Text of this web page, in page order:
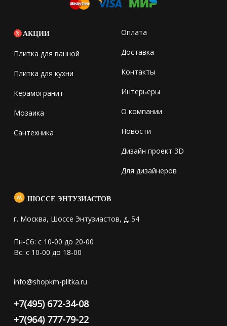
АКЦИИ
Плитка для ванной
Плитка для кухни
Керамогранит
Мозаика
Сантехника
Оплата
Доставка
Контакты
Интерьеры
О компании
Новости
Дизайн проект 3D
Для дизайнеров
ШОССЕ ЭНТУЗИАСТОВ
г. Москва, Шоссе Энтузиастов, д. 54
Пн-Сб: с 10-00 до 20-00
Вс: с 10-00 до 18-00
info@shopkm-plitka.ru
+7(495) 672-34-08
+7(964) 777-79-22